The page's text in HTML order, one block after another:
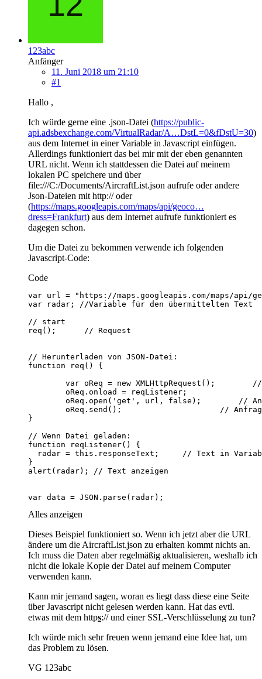
123abc
Anfänger
11. Juni 2018 um 21:10
#1
Hallo ,
Ich würde gerne eine .json-Datei (https://public-
api.adsbexchange.com/VirtualRadar/A…DstL=0&fDstU=30)
aus dem Internet in einer Variable in Javascript einfügen.
Allerdings funktioniert das bei mir mit der eben genannten
URL nicht. Wenn ich stattdessen die Datei auf meinem
lokalen PC speichere und über
file:///C:/Documents/AircraftList.json aufrufe oder andere
Json-Dateien mit http:// oder
(https://maps.googleapis.com/maps/api/geoco…
dress=Frankfurt) aus dem Internet aufrufe funktioniert es
dagegen schon.
Um die Datei zu bekommen verwende ich folgenden
Javascript-Code:
Code
var data = JSON.parse(radar);
Alles anzeigen
Dieses Beispiel funktioniert so. Wenn ich jetzt aber die URL
ändere um die AircraftList.json zu erhalten kommt nichts an.
Ich muss die Daten aber regelmäßig aktualisieren, weshalb ich
nicht die lokale Kopie der Datei auf meinem Computer
verwenden kann.
Kann mir jemand sagen, woran es liegt dass diese eine Seite
über Javascript nicht gelesen werden kann. Hat das evtl.
etwas mit dem https:// und einer SSL-Verschlüsselung zu tun?
Ich würde mich sehr freuen wenn jemand eine Idee hat, um
das Problem zu lösen.
VG 123abc